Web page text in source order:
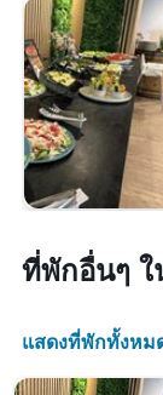
ที่พักอื่นๆ ใ
แสดงที่พักทั้งหม